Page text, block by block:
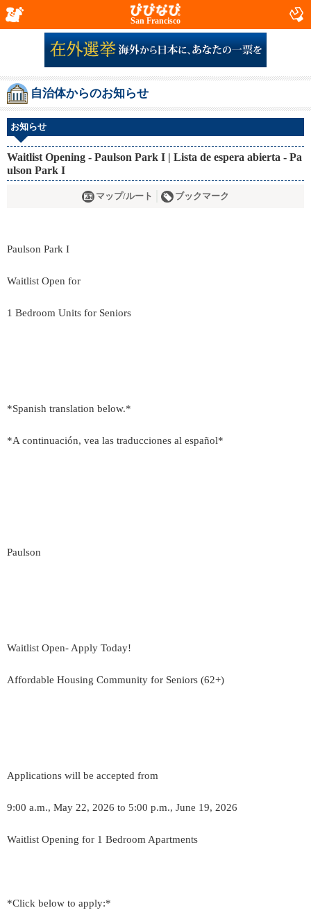
San Francisco
自治体からのお知らせ
お知らせ
Waitlist Opening - Paulson Park I | Lista de espera abierta - Pa
ulson Park I
マップ/ルート ブックマーク
Paulson Park I
Waitlist Open for
1 Bedroom Units for Seniors
*Spanish translation below.*
*A continuación, vea las traducciones al español*
Paulson
Waitlist Open- Apply Today!
Affordable Housing Community for Seniors (62+)
Applications will be accepted from
9:00 a.m., May 22, 2026 to 5:00 p.m., June 19, 2026
Waitlist Opening for 1 Bedroom Apartments
*Click below to apply:*